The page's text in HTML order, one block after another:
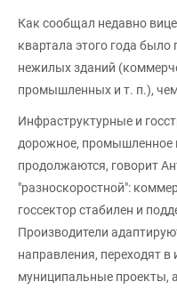
Как сообщал недавно
квартала этого года было
нежилых зданий
промышленных и т. п.),
Инфраструктурные и
дорожное, промышленное
продолжаются, говорит
"разноскоростной":
госсектор стабилен и
Производители
направления, переходят
муниципальные проекты,